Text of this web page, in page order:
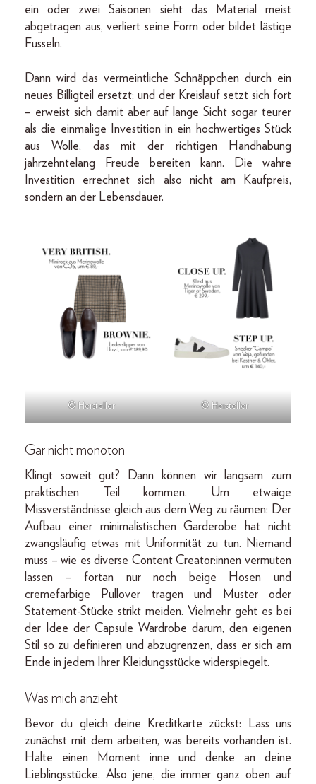
ein oder zwei Saisonen sieht das Material meist
abgetragen aus, verliert seine Form oder bildet lästige
Fusseln.
Dann wird das vermeintliche Schnäppchen durch ein
neues Billigteil ersetzt; und der Kreislauf setzt sich fort
– erweist sich damit aber auf lange Sicht sogar teurer
als die einmalige Investition in ein hochwertiges Stück
aus Wolle, das mit der richtigen Handhabung
jahrzehntelang Freude bereiten kann. Die wahre
Investition errechnet sich also nicht am Kaufpreis,
sondern an der Lebensdauer.
© Hersteller © Hersteller
Gar nicht monoton
Klingt soweit gut? Dann können wir langsam zum
praktischen Teil kommen. Um etwaige
Missverständnisse gleich aus dem Weg zu räumen: Der
Aufbau einer minimalistischen Garderobe hat nicht
zwangsläufig etwas mit Uniformität zu tun. Niemand
muss – wie es diverse Content Creator:innen vermuten
lassen – fortan nur noch beige Hosen und
cremefarbige Pullover tragen und Muster oder
Statement-Stücke strikt meiden. Vielmehr geht es bei
der Idee der Capsule Wardrobe darum, den eigenen
Stil so zu definieren und abzugrenzen, dass er sich am
Ende in jedem Ihrer Kleidungsstücke widerspiegelt.
Was mich anzieht
Bevor du gleich deine Kreditkarte zückst: Lass uns
zunächst mit dem arbeiten, was bereits vorhanden ist.
Halte einen Moment inne und denke an deine
Lieblingsstücke. Also jene, die immer ganz oben auf